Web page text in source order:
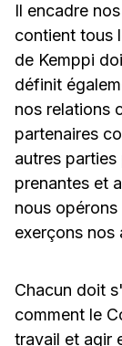
Il encadre
contient tous
de Kemppi
définit
nos relations
partenaires
autres
prenantes et
nous
exerçons nos
Chacun doit
comment le
travail et agir